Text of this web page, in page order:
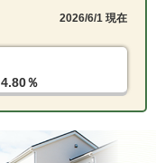
2026/6/1 現在
4.80％